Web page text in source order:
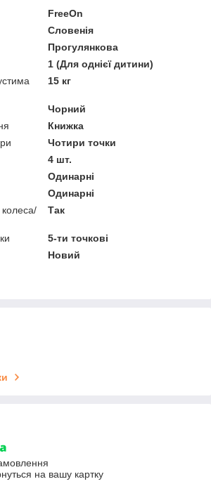
FreeOn
Словенія
Прогулянкова
1 (Для однієї дитини)
15 кг
Чорний
Книжка
Чотири точки
4 шт.
Одинарні
Одинарні
колеса/
Так
5-ти точкові
Новий
на вашу картку